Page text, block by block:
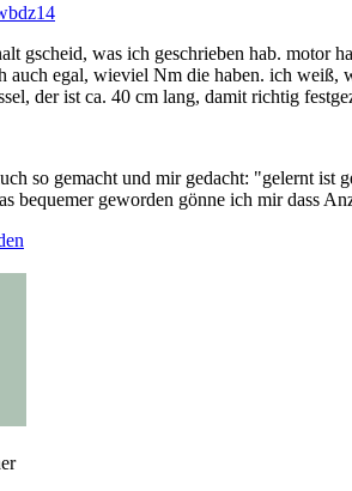
gscheid, was ich geschrieben hab. motor
auch egal, wieviel Nm die haben. ich weiß,
der ist ca. 40 cm lang, damit richtig
so gemacht und mir gedacht: "gelernt ist
bequemer geworden gönne ich mir dass